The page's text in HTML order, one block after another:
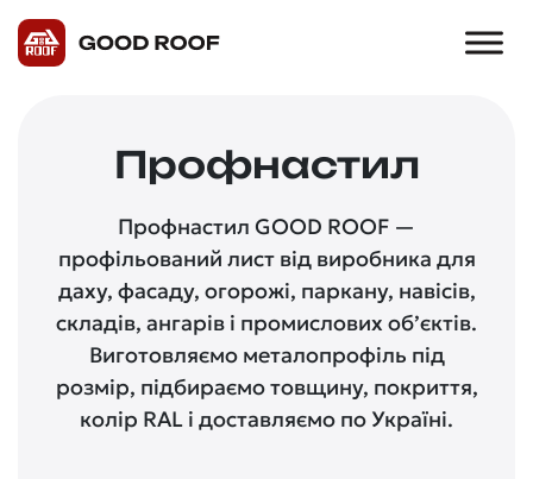
Профнастил
Профнастил GOOD ROOF —
профільований лист від виробника для
даху, фасаду, огорожі, паркану, навісів,
складів, ангарів і промислових об’єктів.
Виготовляємо металопрофіль під
розмір, підбираємо товщину, покриття,
колір RAL і доставляємо по Україні.